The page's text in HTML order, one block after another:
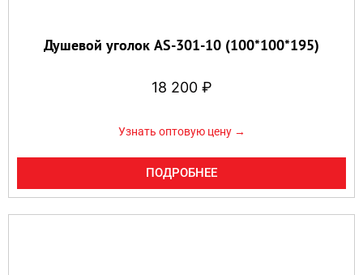
Душевой уголок AS-301-10 (100*100*195)
18 200 ₽
Узнать оптовую цену →
ПОДРОБНЕЕ